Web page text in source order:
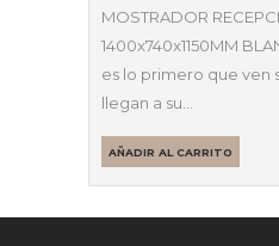
MOSTRADOR
1400x740x1150MM
es lo primero que ven
llegan a su…
AÑADIR AL CARRITO